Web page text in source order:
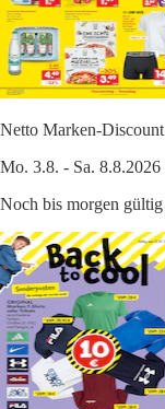
Netto Marken-Discount
Mo. 3.8. - Sa. 8.8.2026
Noch bis morgen gültig